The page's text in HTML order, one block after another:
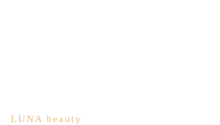
LUNA beauty